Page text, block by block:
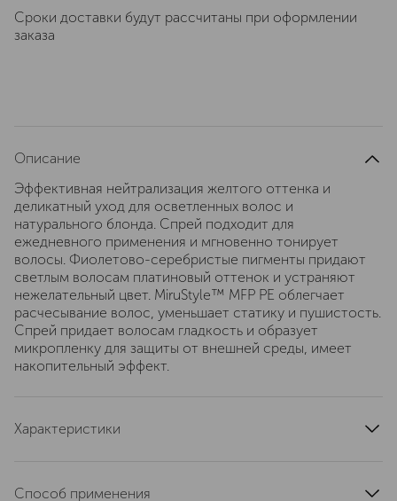
Сроки доставки будут рассчитаны при оформлении
заказа
Описание
Эффективная нейтрализация желтого оттенка и
деликатный уход для осветленных волос и
натурального блонда. Спрей подходит для
ежедневного применения и мгновенно тонирует
волосы. Фиолетово-серебристые пигменты придают
светлым волосам платиновый оттенок и устраняют
нежелательный цвет. MiruStyle™ MFP PE облегчает
расчесывание волос, уменьшает статику и пушистость.
Спрей придает волосам гладкость и образует
микропленку для защиты от внешней среды, имеет
накопительный эффект.
Характеристики
Способ применения